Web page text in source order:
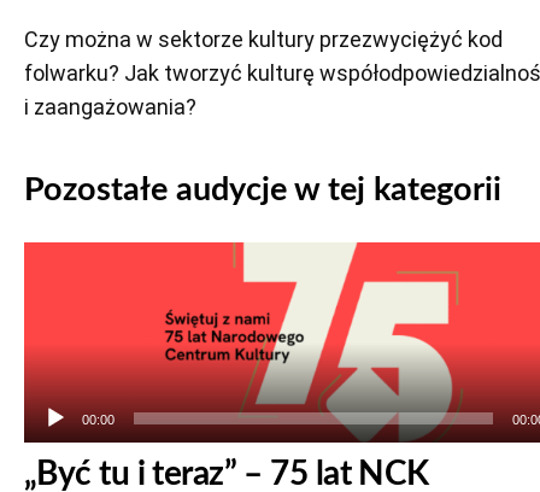
Czy można w sektorze kultury przezwyciężyć kod
folwarku? Jak tworzyć kulturę
i zaangażowania?
Pozostałe audycje w tej kategorii
00:00
„Być tu i teraz” – 75 lat NCK